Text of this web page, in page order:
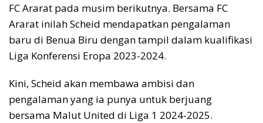
FC Ararat pada musim berikutnya. Bersama FC
Ararat inilah Scheid mendapatkan pengalaman
baru di Benua Biru dengan tampil dalam kualifikasi
Liga Konferensi Eropa 2023-2024.
Kini, Scheid akan membawa ambisi dan
pengalaman yang ia punya untuk berjuang
bersama Malut United di Liga 1 2024-2025.